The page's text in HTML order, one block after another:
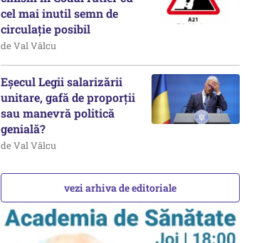
cel mai inutil semn de
circulație posibil
de Val Vâlcu
Eșecul Legii salarizării
unitare, gafă de proporții
sau manevră politică
genială?
de Val Vâlcu
vezi arhiva de editoriale